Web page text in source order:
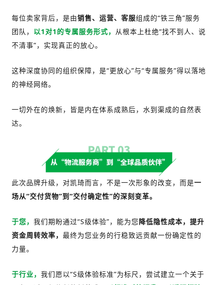
每位卖家背后，是由销售、运营、客服组成的“铁三角”服务
团队， 以1对1的专属服务形式， 从根本上杜绝“找不到人、说
不清事”，实现真正的放心。
这种深度协同的组织保障，是“更放心”与“专属服务”得以落地
的神经网络。
一切外在的焕新，皆是内在体系成熟后，水到渠成的自然表
达。
此次品牌升级，对凯琦而言，不是一次形象的改变，而是一
场从“交付货物”到“交付确定性”的深刻变革。
于您， 我们期盼通过“S级体验”，能为您降低隐性成本，提升
资金周转效率， 最终为您业务的行稳致远贡献一份确定性的
力量。
于行业， 我们愿以“S级体验标准”为标尺，尝试建立一个关于